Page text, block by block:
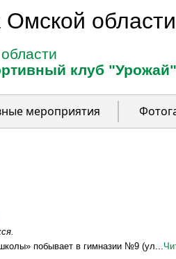
Омской области
клуб "Урожай"
мероприятия
побывает в гимназии №9 (ул...